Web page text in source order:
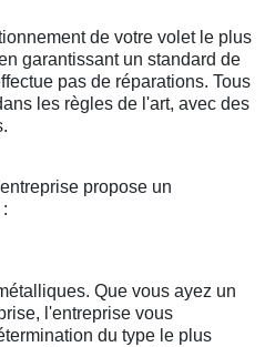
de votre volet le plus
garantissant un standard de
pas de réparations. Tous
les règles de l'art, avec des
propose un
Que vous ayez un
l'entreprise vous
du type le plus